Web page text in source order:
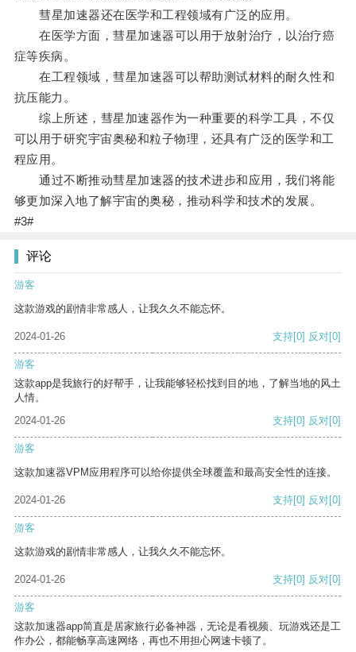
彗星加速器还在医学和工程领域有广泛的应用。
在医学方面，彗星加速器可以用于放射治疗，以治疗癌
症等疾病。
在工程领域，彗星加速器可以帮助测试材料的耐久性和
抗压能力。
综上所述，彗星加速器作为一种重要的科学工具，不仅
可以用于研究宇宙奥秘和粒子物理，还具有广泛的医学和工
程应用。
通过不断推动彗星加速器的技术进步和应用，我们将能
够更加深入地了解宇宙的奥秘，推动科学和技术的发展。
#3#
评论
游客
这款游戏的剧情非常感人，让我久久不能忘怀。
2024-01-26 支持[0] 反对[0]
游客
这款app是我旅行的好帮手，让我能够轻松找到目的地，了解当地的风土
人情。
2024-01-26
支持[0] 反对[0]
游客
这款加速器VPM应用程序可以给你提供全球覆盖和最高安全性的连接。
2024-01-26 支持[0] 反对[0]
游客
这款游戏的剧情非常感人，让我久久不能忘怀。
2024-01-26 支持[0] 反对[0]
游客
这款加速器app简直是居家旅行必备神器，无论是看视频、玩游戏还是工
作办公，都能畅享高速网络，再也不用担心网速卡顿了。